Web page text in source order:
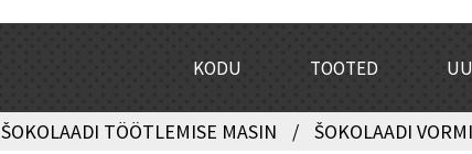
KODU TOOTED
ŠOKOLAADI TÖÖTLEMISE MASIN ŠOKOLAADI